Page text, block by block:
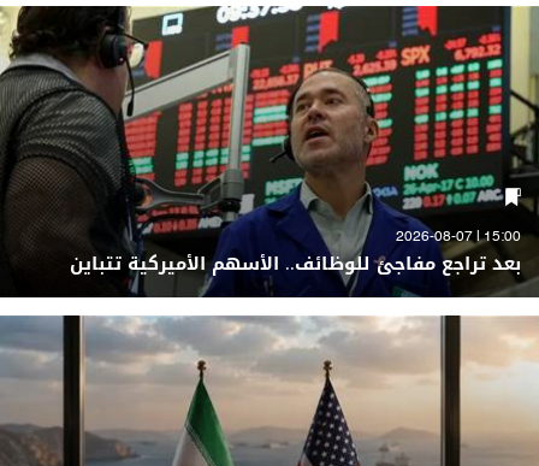
15:00 | 2026-08-07
بعد تراجع مفاجئ للوظائف.. الأسهم الأميركية تتباين